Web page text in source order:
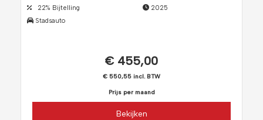
22% Bijtelling
Stadsauto
2025
€ 455,00
€ 550,55 incl. BTW
Prijs per maand
Bekijken